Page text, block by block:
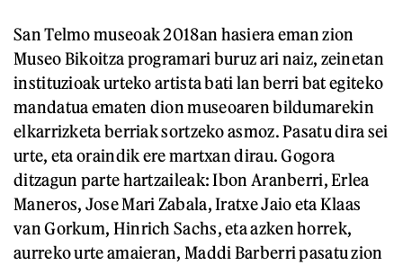
San Telmo museoak 2018an hasiera eman zion
Museo Bikoitza programari buruz ari naiz, zeinetan
instituzioak urteko artista bati lan berri bat egiteko
mandatua ematen dion museoaren bildumarekin
elkarrizketa berriak sortzeko asmoz. Pasatu dira sei
urte, eta oraindik ere martxan dirau. Gogora
ditzagun parte hartzaileak: Ibon Aranberri, Erlea
Maneros, Jose Mari Zabala, Iratxe Jaio eta Klaas
van Gorkum, Hinrich Sachs, eta azken horrek,
aurreko urte amaieran, Maddi Barberri pasatu zion